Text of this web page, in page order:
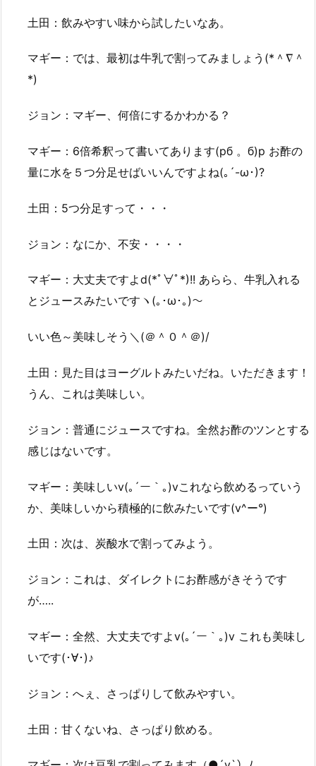
土田：飲みやすい味から試したいなあ。
マギー：では、最初は牛乳で割ってみましょう(*＾∇＾
*)
ジョン：マギー、何倍にするかわかる？
マギー：6倍希釈って書いてあります(pб 。б)p お酢の
量に水を５つ分足せばいいんですよね(｡´-ω･)?
土田：5つ分足すって・・・
ジョン：なにか、不安・・・・
マギー：大丈夫ですよd(*ﾟ∀ﾟ*)!! あらら、牛乳入れる
とジュースみたいですヽ(｡･ω･｡)～
いい色～美味しそう＼(＠＾０＾＠)/
土田：見た目はヨーグルトみたいだね。いただきます！
うん、これは美味しい。
ジョン：普通にジュースですね。全然お酢のツンとする
感じはないです。
マギー：美味しいv(｡´ー｀｡)vこれなら飲めるっていう
か、美味しいから積極的に飲みたいです(v^ー°)
土田：次は、炭酸水で割ってみよう。
ジョン：これは、ダイレクトにお酢感がきそうです
が…..
マギー：全然、大丈夫ですよv(｡´ー｀｡)v これも美味し
いです(･∀･)♪
ジョン：へぇ、さっぱりして飲みやすい。
土田：甘くないね、さっぱり飲める。